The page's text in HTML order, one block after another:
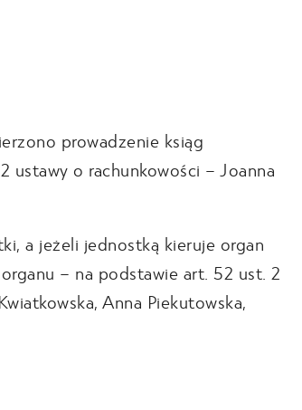
prowadzenie ksiąg
ustawy o rachunkowości – Joanna
a jeżeli jednostką kieruje organ
– na podstawie art. 52 ust. 2
Anna Piekutowska,